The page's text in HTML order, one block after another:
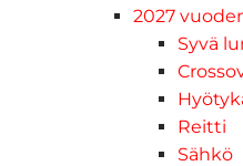
2027
Syvä
Reitti
Sähkö